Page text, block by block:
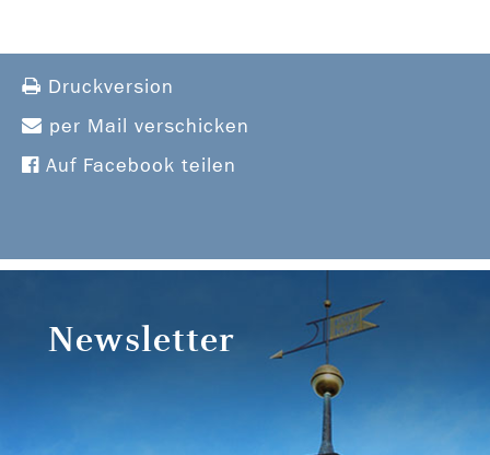
Druckversion
per Mail verschicken
Auf Facebook teilen
Newsletter